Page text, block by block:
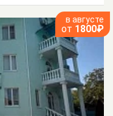
в августе
от 1800₽